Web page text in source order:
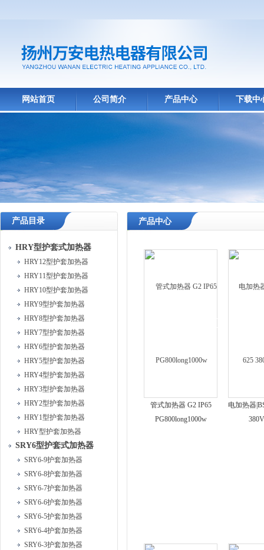
网站首页 公司简介 产品中心 下载中
产品目录
HRY型护套式加热器
HRY12型护套加热器
HRY11型护套加热器
HRY10型护套加热器
HRY9型护套加热器
HRY8型护套加热器
HRY7型护套加热器
HRY6型护套加热器
HRY5型护套加热器
HRY4型护套加热器
HRY3型护套加热器
HRY2型护套加热器
HRY1型护套加热器
HRY型护套加热器
SRY6型护套式加热器
SRY6-9护套加热器
SRY6-8护套加热器
SRY6-7护套加热器
SRY6-6护套加热器
SRY6-5护套加热器
SRY6-4护套加热器
SRY6-3护套加热器
产品中心
管式加热器 G2 IP65
PG800long1000w
电加热器